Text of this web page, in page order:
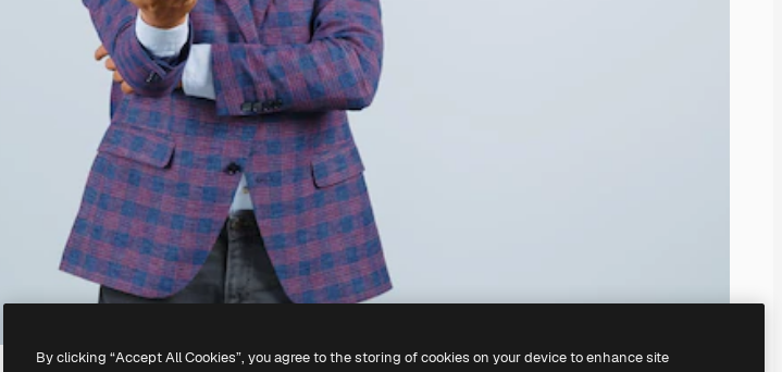
By clicking “Accept All Cookies”, you agree to the storing of cookies on your device to enhance site